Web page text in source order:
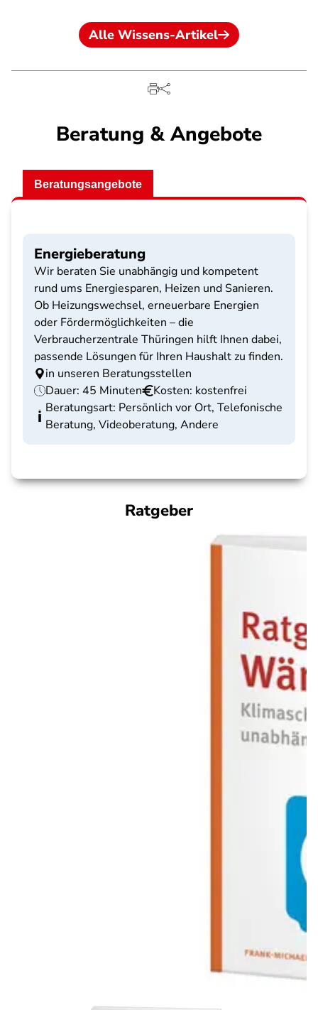
Alle Wissens-Artikel
Beratung & Angebote
Beratungsangebote
Energieberatung
Wir beraten Sie unabhängig und kompetent
rund ums Energiesparen, Heizen und Sanieren.
Ob Heizungswechsel, erneuerbare Energien
oder Fördermöglichkeiten – die
Verbraucherzentrale Thüringen hilft Ihnen dabei,
passende Lösungen für Ihren Haushalt zu finden.
in unseren Beratungsstellen
Dauer: 45 Minuten
Kosten: kostenfrei
Beratungsart: Persönlich vor Ort, Telefonische
Beratung, Videoberatung, Andere
Ratgeber